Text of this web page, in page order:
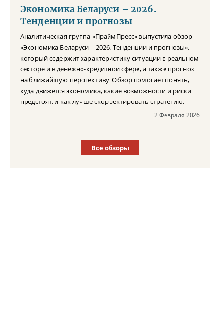
Экономика Беларуси – 2026.
Тенденции и прогнозы
Аналитическая группа «ПраймПресс» выпустила обзор
«Экономика Беларуси – 2026. Тенденции и прогнозы»,
который содержит характеристику ситуации в реальном
секторе и в денежно-кредитной сфере, а также прогноз
на ближайшую перспективу. Обзор помогает понять,
куда движется экономика, какие возможности и риски
предстоят, и как лучше скорректировать стратегию.
2 Февраля 2026
Все обзоры